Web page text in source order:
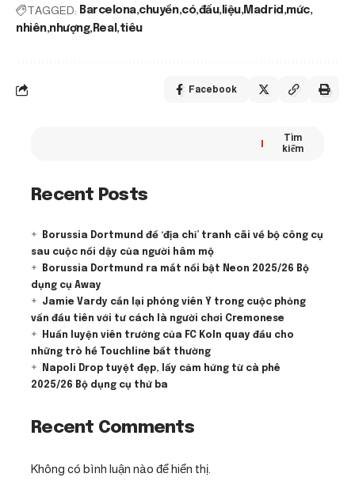
TAGGED: Barcelona chuyển có đấu liệu Madrid mức
nhiên nhượng Real tiêu
Facebook
Tìm
kiếm
Recent Posts
Borussia Dortmund để ‘địa chỉ’ tranh cãi về bộ công cụ
sau cuộc nổi dậy của người hâm mộ
Borussia Dortmund ra mắt nổi bật Neon 2025/26 Bộ
dụng cụ Away
Jamie Vardy cắn lại phóng viên Ý trong cuộc phỏng
vấn đầu tiên với tư cách là người chơi Cremonese
Huấn luyện viên trưởng của FC Koln quay đầu cho
những trò hề Touchline bất thường
Napoli Drop tuyệt đẹp, lấy cảm hứng từ cà phê
2025/26 Bộ dụng cụ thứ ba
Recent Comments
Không có bình luận nào để hiển thị.